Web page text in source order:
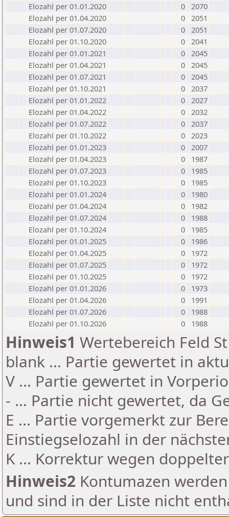
Elozahl per 01.01.2020
0 2070
Elozahl per 01.04.2020
0 2051
Elozahl per 01.07.2020
0 2051
Elozahl per 01.10.2020
0 2041
Elozahl per 01.01.2021
0 2045
Elozahl per 01.04.2021
0 2045
Elozahl per 01.07.2021
0 2045
Elozahl per 01.10.2021
0 2037
Elozahl per 01.01.2022
0 2027
Elozahl per 01.04.2022
0 2032
Elozahl per 01.07.2022
0 2037
Elozahl per 01.10.2022
0 2023
Elozahl per 01.01.2023
0 2007
Elozahl per 01.04.2023
0
1987
Elozahl per 01.07.2023
0
1985
Elozahl per 01.10.2023
0
1985
Elozahl per 01.01.2024
0
1980
Elozahl per 01.04.2024
0
1982
Elozahl per 01.07.2024
0
1988
Elozahl per 01.10.2024
0
1985
Elozahl per 01.01.2025
0
1986
Elozahl per 01.04.2025
0
1972
Elozahl per 01.07.2025
0
1972
Elozahl per 01.10.2025
0
1972
Elozahl per 01.01.2026
0
1973
Elozahl per 01.04.2026
0
1991
Elozahl per 01.07.2026
0
1988
Elozahl per 01.10.2026
0 1988
Hinweis1 Wertebereich Feld
blank ... Partie gewertet in
V ... Partie gewertet in
- ... Partie nicht gewertet, da
E ... Partie vorgemerkt zur
Einstiegselozahl in der
K ... Korrektur wegen
Hinweis2 Kontumazen
und sind in der Liste nicht